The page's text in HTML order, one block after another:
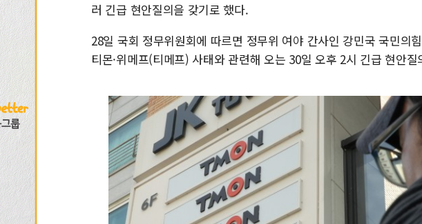
러 긴급 현안질의을 갖기로 했다.
28일 국회 정무위원회에 따르면 정무위 여야 간사인 강민국 국민의
티몬·위메프(티메프) 사태와 관련해 오는 30일 오후 2시 긴급 현안